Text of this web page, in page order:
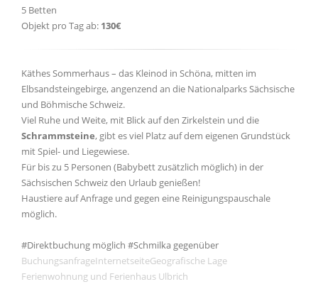
5 Betten
Objekt pro Tag ab: 130€
Käthes Sommerhaus – das Kleinod in Schöna, mitten im
Elbsandsteingebirge, angenzend an die Nationalparks Sächsische
und Böhmische Schweiz.
Viel Ruhe und Weite, mit Blick auf den Zirkelstein und die
Schrammsteine, gibt es viel Platz auf dem eigenen Grundstück
mit Spiel- und Liegewiese.
Für bis zu 5 Personen (Babybett zusätzlich möglich) in der
Sächsischen Schweiz den Urlaub genießen!
Haustiere auf Anfrage und gegen eine Reinigungspauschale
möglich.
#Direktbuchung möglich #Schmilka gegenüber
BuchungsanfrageInternetseiteGeografische Lage
Ferienwohnung und Ferienhaus Ulbrich